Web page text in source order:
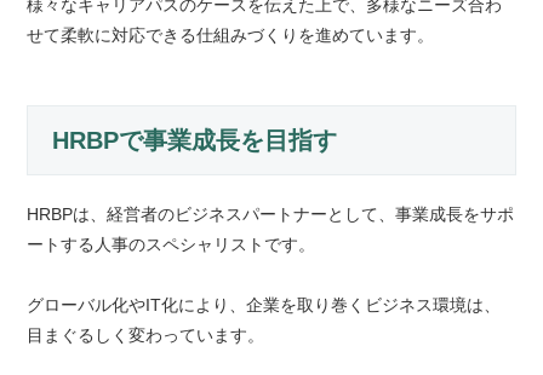
様々なキャリアパスのケースを伝えた上で、多様なニーズ合わ
せて柔軟に対応できる仕組みづくりを進めています。
HRBPで事業成長を目指す
HRBPは、経営者のビジネスパートナーとして、事業成長をサポ
ートする人事のスペシャリストです。
グローバル化やIT化により、企業を取り巻くビジネス環境は、
目まぐるしく変わっています。